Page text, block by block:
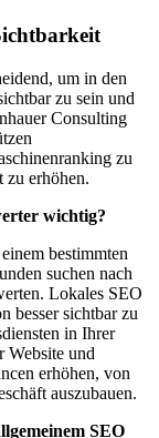
um in den
zu sein und
Consulting
zu
zu erhöhen.
wichtig?
bestimmten
suchen nach
Lokales SEO
besser sichtbar zu
in Ihrer
Website und
erhöhen, von
auszubauen.
SEO